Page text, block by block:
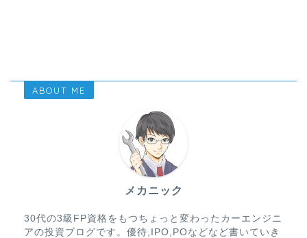
ABOUT ME
メカニック
30代の3級FP資格をもつちょっと変わったカーエンジニ
アの投資ブログです。優待,IPO,POなどなど書いていき